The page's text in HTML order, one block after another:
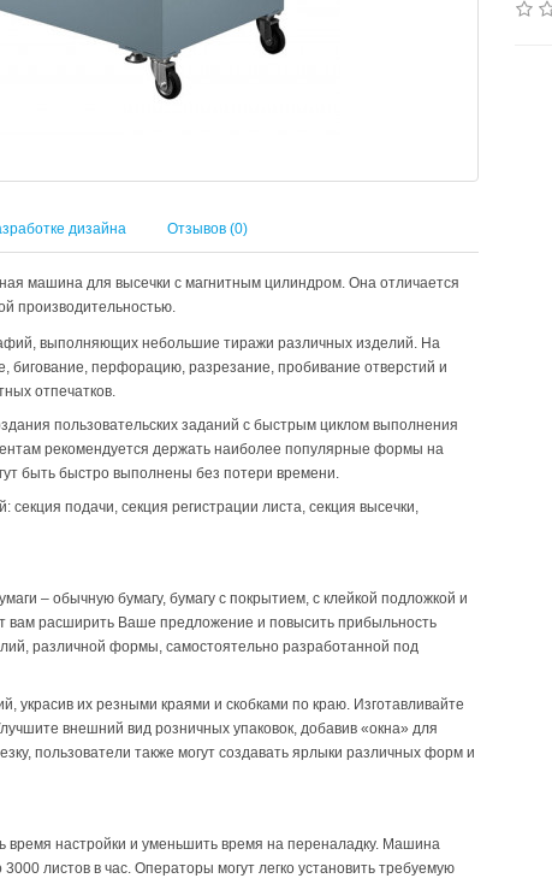
дизайна Отзывов (0)
машина для высечки с магнитным цилиндром. Она отличается
производительностью.
выполняющих небольшие тиражи различных изделий. На
перфорацию, разрезание, пробивание отверстий и
отпечатков.
пользовательских заданий с быстрым циклом выполнения
рекомендуется держать наиболее популярные формы на
быть быстро выполнены без потери времени.
подачи, секция регистрации листа, секция высечки,
– обычную бумагу, бумагу с покрытием, с клейкой подложкой и
вам расширить Ваше предложение и повысить прибыльность
различной формы, самостоятельно разработанной под
украсив их резными краями и скобками по краю. Изготавливайте
внешний вид розничных упаковок, добавив «окна» для
пользователи также могут создавать ярлыки различных форм и
время настройки и уменьшить время на переналадку. Машина
листов в час. Операторы могут легко установить требуемую